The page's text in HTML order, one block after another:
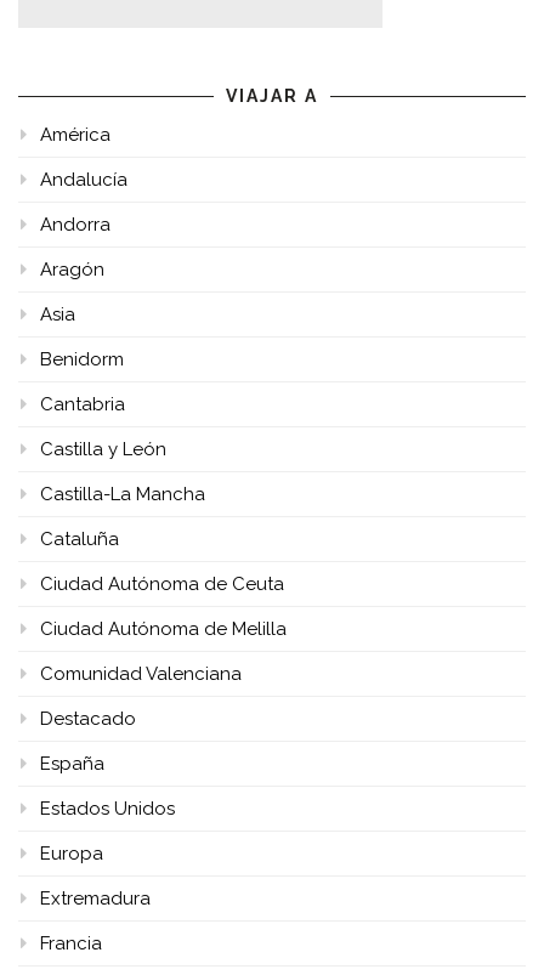
VIAJAR A
América
Andalucía
Andorra
Aragón
Asia
Benidorm
Cantabria
Castilla y León
Castilla-La Mancha
Cataluña
Ciudad Autónoma de Ceuta
Ciudad Autónoma de Melilla
Comunidad Valenciana
Destacado
España
Estados Unidos
Europa
Extremadura
Francia